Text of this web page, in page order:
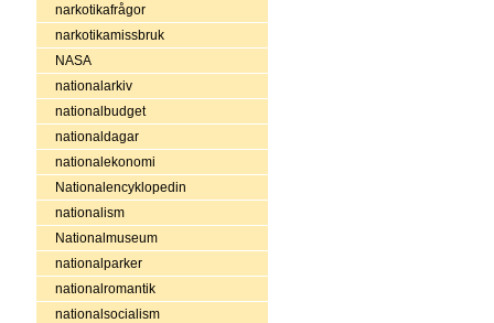
narkotikafrågor
narkotikamissbruk
NASA
nationalarkiv
nationalbudget
nationaldagar
nationalekonomi
Nationalencyklopedin
nationalism
Nationalmuseum
nationalparker
nationalromantik
nationalsocialism